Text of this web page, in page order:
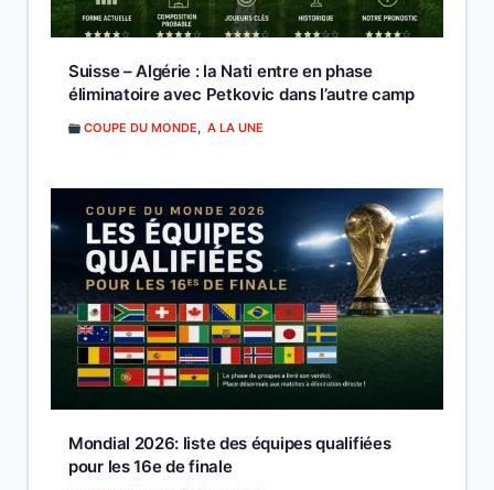
Suisse – Algérie : la Nati entre en phase
éliminatoire avec Petkovic dans l’autre camp
COUPE DU MONDE, A LA UNE
Mondial 2026: liste des équipes qualifiées
pour les 16e de finale